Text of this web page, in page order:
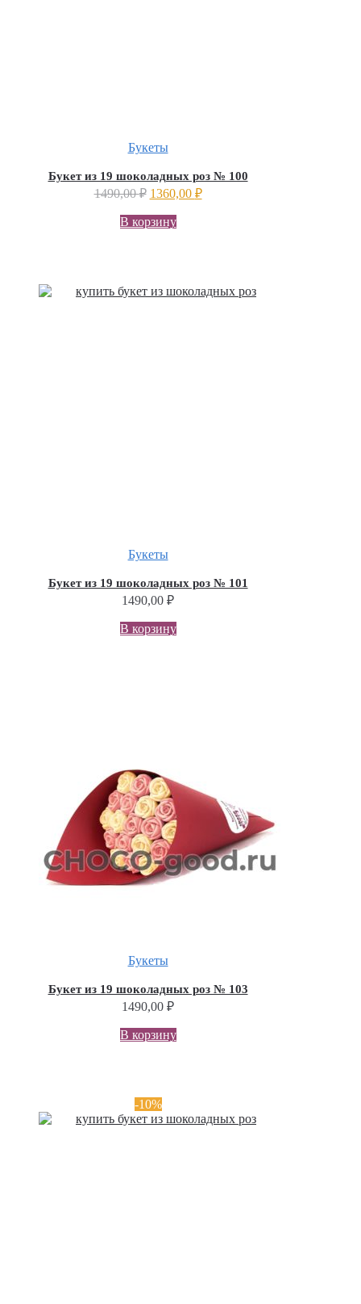
Букеты
Букет из 19 шоколадных роз № 100
1490,00₽ 1360,00 ₽
В корзину
Букеты
Букет из 19 шоколадных роз № 101
1490,00₽
В корзину
Букеты
Букет из 19 шоколадных роз № 103
1490,00₽
В корзину
-10%